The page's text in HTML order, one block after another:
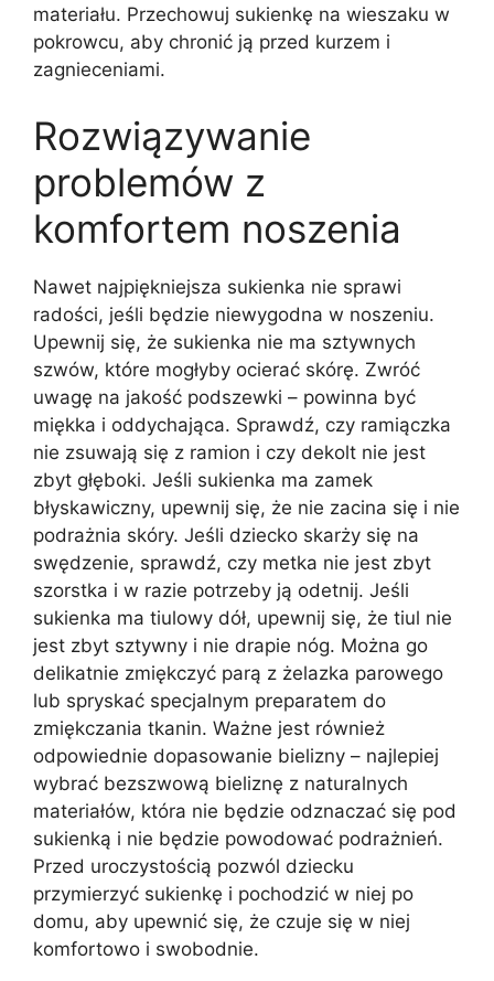
materiału. Przechowuj sukienkę na wieszaku w
pokrowcu, aby chronić ją przed kurzem i
zagnieceniami.
Rozwiązywanie
problemów z
komfortem noszenia
Nawet najpiękniejsza sukienka nie sprawi
radości, jeśli będzie niewygodna w noszeniu.
Upewnij się, że sukienka nie ma sztywnych
szwów, które mogłyby ocierać skórę. Zwróć
uwagę na jakość podszewki – powinna być
miękka i oddychająca. Sprawdź, czy ramiączka
nie zsuwają się z ramion i czy dekolt nie jest
zbyt głęboki. Jeśli sukienka ma zamek
błyskawiczny, upewnij się, że nie zacina się i nie
podrażnia skóry. Jeśli dziecko skarży się na
swędzenie, sprawdź, czy metka nie jest zbyt
szorstka i w razie potrzeby ją odetnij. Jeśli
sukienka ma tiulowy dół, upewnij się, że tiul nie
jest zbyt sztywny i nie drapie nóg. Można go
delikatnie zmiękczyć parą z żelazka parowego
lub spryskać specjalnym preparatem do
zmiękczania tkanin. Ważne jest również
odpowiednie dopasowanie bielizny – najlepiej
wybrać bezszwową bieliznę z naturalnych
materiałów, która nie będzie odznaczać się pod
sukienką i nie będzie powodować podrażnień.
Przed uroczystością pozwól dziecku
przymierzyć sukienkę i pochodzić w niej po
domu, aby upewnić się, że czuje się w niej
komfortowo i swobodnie.